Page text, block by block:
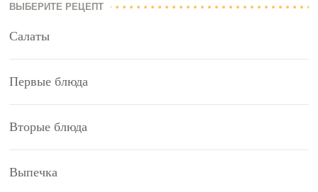
ВЫБЕРИТЕ РЕЦЕПТ
Салаты
Первые блюда
Вторые блюда
Выпечка